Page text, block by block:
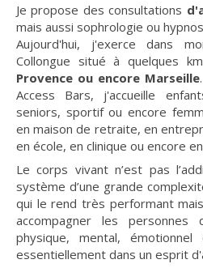
Je propose des consultations
mais aussi sophrologie ou
Aujourd'hui, j'exerce dans
Collongue situé à quelques
Provence ou encore Marseille
Access Bars, j'accueille
seniors, sportif ou encore
en maison de retraite, en
en école, en clinique ou encore
Le corps vivant n’est pas
système d’une grande
qui le rend très performant
accompagner les personnes
physique, mental,
essentiellement dans un esprit